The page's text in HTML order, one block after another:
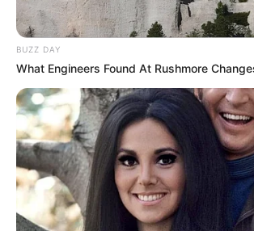
BUZZ DAY
What Engineers Found At Rushmore